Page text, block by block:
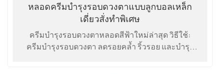
หลอดครีมบำรุงรอบดวงตาแบบลูกบอลเหล็ก
เดี่ยวสั่งทำพิเศษ
ครีมบำรุงรอบดวงตาหลอดสีฟ้าใหม่ล่าสุด วิธีใช้:
ครีมบำรุงรอบดวงตา ลดรอยคล้ำ ริ้วรอย และบำรุง